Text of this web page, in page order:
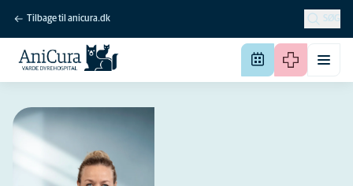
Tilbage til anicura.dk SØG